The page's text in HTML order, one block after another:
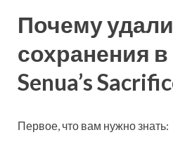
Почему
сохранения в
Senua’s
Первое, что вам нужно знать: